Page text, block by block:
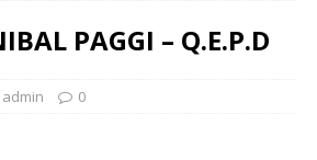
PAGGI – Q.E.P.D
admin 0